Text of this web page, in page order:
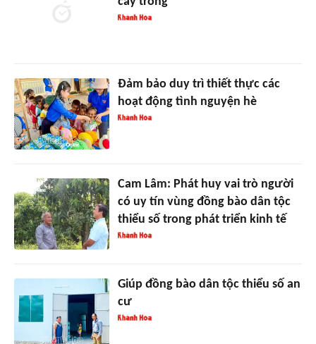
Đảm bảo duy trì thiết thực các
hoạt động tình nguyện hè
Cam Lâm: Phát huy vai trò người
có uy tín vùng đồng bào dân tộc
thiểu số trong phát triển kinh tế
Giúp đồng bào dân tộc thiểu số an
cư